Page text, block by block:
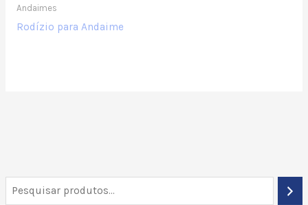
Andaimes
Rodízio para Andaime